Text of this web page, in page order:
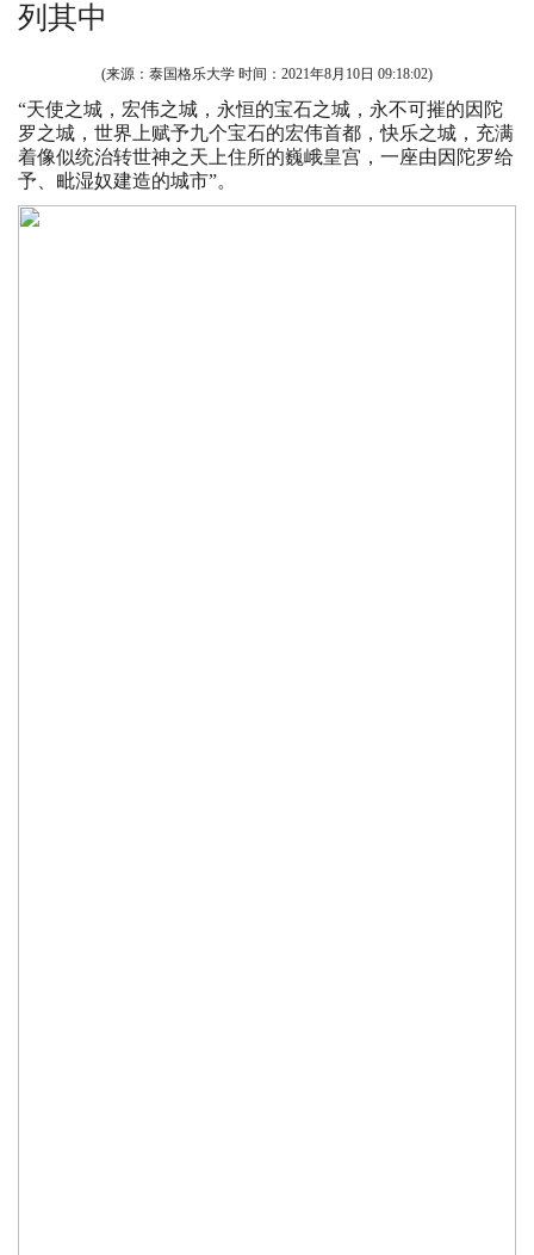
列其中
(来源：泰国格乐大学 时间： 2021年8月10日 09:18:02)
“天使之城，宏伟之城，永恒的宝石之城，永不可摧的因陀
罗之城，世界上赋予九个宝石的宏伟首都，快乐之城，充满
着像似统治转世神之天上住所的巍峨皇宫，一座由因陀罗给
予、毗湿奴建造的城市”。